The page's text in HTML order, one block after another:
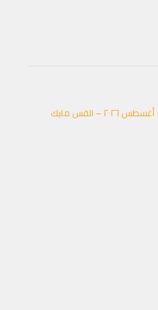
خدمة الكنيسة المباشر يوم الأحد ٢ أغسطس ٢٠٢٦ – القس مايك